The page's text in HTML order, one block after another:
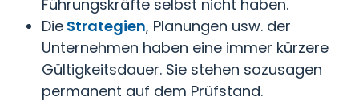
Führungskräfte selbst nicht haben.
Die Strategien, Planungen usw. der
Unternehmen haben eine immer kürzere
Gültigkeitsdauer. Sie stehen sozusagen
permanent auf dem Prüfstand.